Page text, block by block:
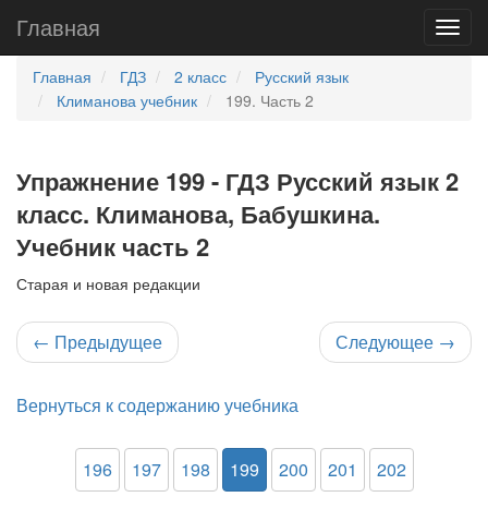
Главная
Главная ГДЗ 2 класс
Русский язык
Климанова учебник
199. Часть 2
Упражнение 199 - ГДЗ Русский язык 2
класс. Климанова, Бабушкина.
Учебник часть 2
Старая и новая редакции
← Предыдущее Следующее →
Вернуться к содержанию учебника
196 197 198 199 200 201 202